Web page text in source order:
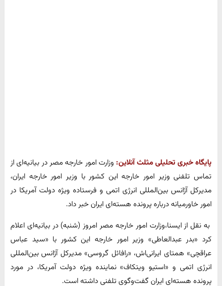
پایگاه خبری تحلیلی مثلث آنلاین: وزارت امور خارجه مصر در بیانیه‌ای از
تماس تلفنی وزیر امور خارجه این کشور با وزیر امور خارجه ایران،
مدیرکل آژانس بین‌المللی انرژی اتمی و فرستاده ویژه دولت آمریکا در
امور خاورمیانه درباره پرونده هسته‌ای ایران خبر داد.
به نقل از ایسنا،وزارت امور خارجه مصر امروز (شنبه) در بیانیه‌ای اعلام
کرد «بدر عبدالعاطی» وزیر امور خارجه این کشور با «سید عباس
عراقچی» همتای ایرانی‌اش، «رافائل گروسی» مدیرکل آژانس بین‌المللی
انرژی اتمی و «استیو ویتکاف» نماینده ویژه دولت آمریکا، در مورد
پرونده هسته‌ای ایران گفت‌وگوی تلفنی داشته است.